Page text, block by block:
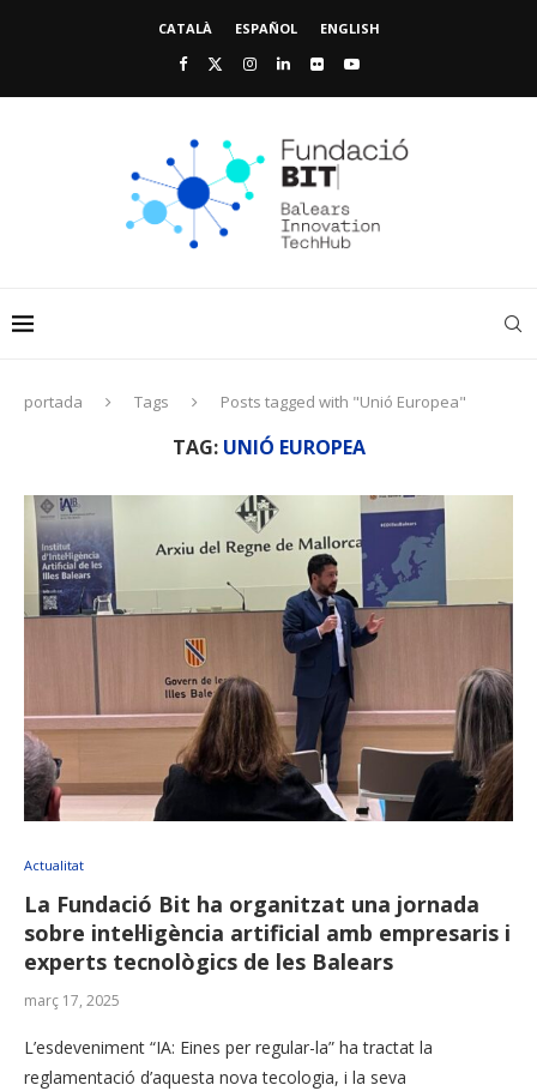
CATALÀ ESPAÑOL ENGLISH
portada Tags Posts tagged with "Unió Europea"
TAG: UNIÓ EUROPEA
Actualitat
La Fundació Bit ha organitzat una jornada
sobre intel·ligència artificial amb empresaris i
experts tecnològics de les Balears
març 17, 2025
L’esdeveniment “IA: Eines per regular-la” ha tractat la
reglamentació d’aquesta nova tecologia, i la seva